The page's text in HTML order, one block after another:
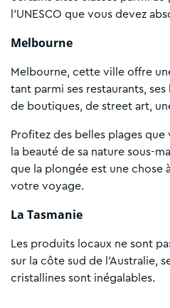
l’UNESCO que vous devez
Melbourne
Melbourne, cette ville offre
tant parmi ses restaurants,
de boutiques, de street art,
Profitez des belles plages
la beauté de sa nature sous-
que la plongée est une chose
votre voyage.
La Tasmanie
Les produits locaux ne sont
sur la côte sud de l'Australie,
cristallines sont inégalables.